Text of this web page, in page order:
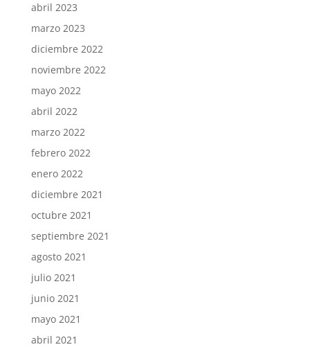
abril 2023
marzo 2023
diciembre 2022
noviembre 2022
mayo 2022
abril 2022
marzo 2022
febrero 2022
enero 2022
diciembre 2021
octubre 2021
septiembre 2021
agosto 2021
julio 2021
junio 2021
mayo 2021
abril 2021